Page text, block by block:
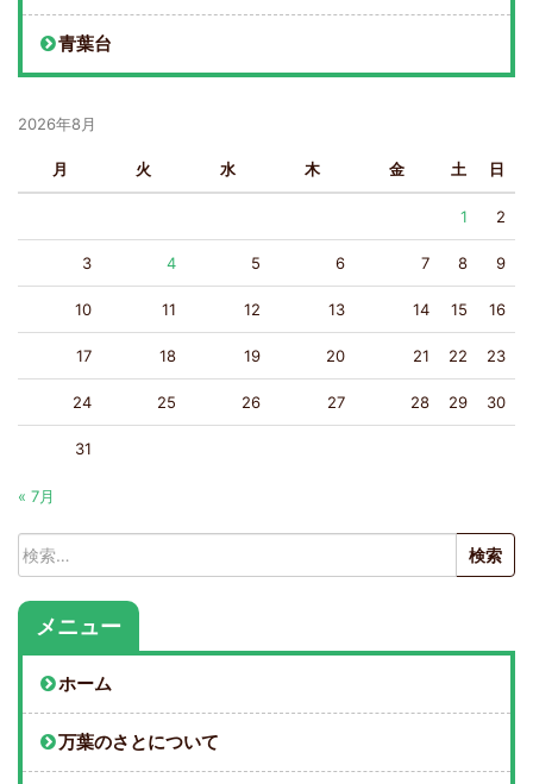
青葉台
2026年8月
月 火 水 木 金 土 日
1 2
3 4 5 6 7 8 9
10 11 12 13 14 15 16
17 18 19 20 21 22 23
24 25 26 27 28 29 30
31
« 7月
検
索:
メニュー
ホーム
万葉のさとについて